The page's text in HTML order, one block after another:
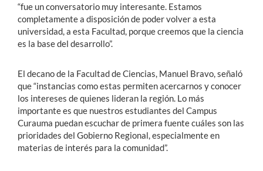
“fue un conversatorio muy interesante. Estamos
completamente a disposición de poder volver a esta
universidad, a esta Facultad, porque creemos que la ciencia
es la base del desarrollo”.
El decano de la Facultad de Ciencias, Manuel Bravo, señaló
que “instancias como estas permiten acercarnos y conocer
los intereses de quienes lideran la región. Lo más
importante es que nuestros estudiantes del Campus
Curauma puedan escuchar de primera fuente cuáles son las
prioridades del Gobierno Regional, especialmente en
materias de interés para la comunidad”.